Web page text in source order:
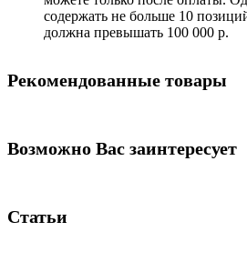
содержать не больше 10
должна превышать 100 000 р.
Рекомендованные товары
Возможно Вас заинтересует
Статьи